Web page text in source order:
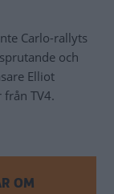
Carlo-rallyts
och
Elliot
från TV4.
OM